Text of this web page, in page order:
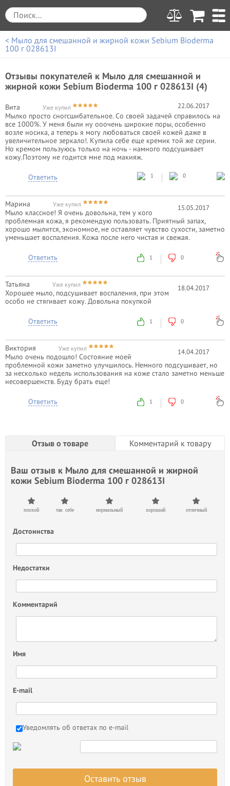
< Мыло для смешанной и жирной кожи Sebium Bioderma
100 г 028613І
Отзывы покупателей к Мыло для смешанной и
жирной кожи Sebium Bioderma 100 г 028613І (4)
22.06.2017
Вита Уже купил
Мылко просто сногсшибательное. Со своей задачей справилось на
все 1000%. У меня были ну ооочень широкие поры, особенно
возле носика, а теперь я могу любоваться своей кожей даже в
увеличительное зеркало!. Купила себе еще кремик той же серии.
Но кремом пользуюсь только на ночь - намного подсушивает
кожу.Поэтому не годится мне под макияж.
Ответить 1 0
15.05.2017
Марина Уже купил
Мыло классное! Я очень довольна, тем у кого
проблемная кожа, я рекомендую пользовать. Приятный запах,
хорошо мылится, экономное, не оставляет чувство сухости, заметно
уменьшает воспаления. Кожа после него чистая и свежая.
Ответить 1 0
18.04.2017
Татьяна Уже купил
Хорошее мыло, подсушивает воспаления, при этом
особо не стягивает кожу. Довольна покупкой
Ответить 1 0
14.04.2017
Виктория Уже купил
Мыло очень подошло! Состояние моей
проблемной кожи заметно улучшилось. Немного подсушивает, но
за несколько недель использования на коже стало заметно меньше
несовершенств. Буду брать еще!
Ответить 1 0
Отзыв о товаре Комментарий к товару
Ваш отзыв к Мыло для смешанной и жирной
кожи Sebium Bioderma 100 г 028613І
плохой так себе нормальный хороший отличный
Достоинства
Недостатки
Комментарий
Имя
E-mail
Уведомлять об ответах по e-mail
Оставить отзыв